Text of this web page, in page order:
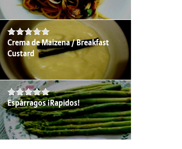
Crema de Maizena / Breakfast
Custard
Espárragos ¡Rapidos!